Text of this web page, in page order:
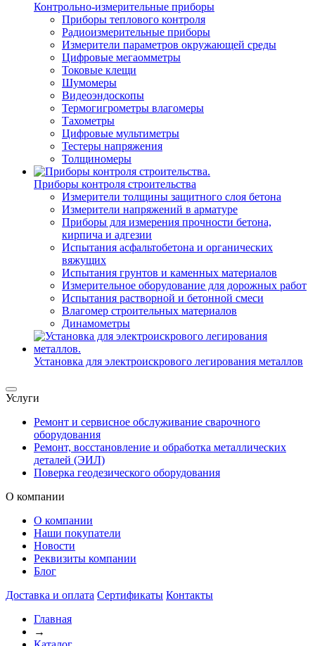
Контрольно-измерительные приборы
Приборы теплового контроля
Радиоизмерительные приборы
Измерители параметров окружающей среды
Цифровые мегаомметры
Токовые клещи
Шумомеры
Видеоэндоскопы
Термогигрометры влагомеры
Тахометры
Цифровые мультиметры
Тестеры напряжения
Толщиномеры
Приборы контроля строительства
Измерители толщины защитного слоя бетона
Измерители напряжений в арматуре
Приборы для измерения прочности бетона,
кирпича и адгезии
Испытания асфальтобетона и органических
вяжущих
Испытания грунтов и каменных материалов
Измерительное оборудование для дорожных работ
Испытания растворной и бетонной смеси
Влагомер строительных материалов
Динамометры
Установка для электроискрового легирования металлов
Услуги
Ремонт и сервисное обслуживание сварочного
оборудования
Ремонт, восстановление и обработка металлических
деталей (ЭИЛ)
Поверка геодезического оборудования
О компании
О компании
Наши покупатели
Новости
Реквизиты компании
Блог
Доставка и оплата Сертификаты Контакты
Главная
→